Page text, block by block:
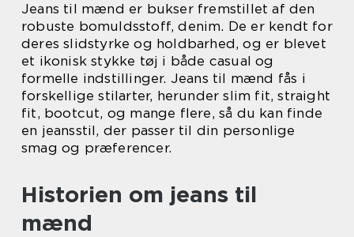
Jeans til mænd er bukser fremstillet af den
robuste bomuldsstoff, denim. De er kendt for
deres slidstyrke og holdbarhed, og er blevet
et ikonisk stykke tøj i både casual og
formelle indstillinger. Jeans til mænd fås i
forskellige stilarter, herunder slim fit, straight
fit, bootcut, og mange flere, så du kan finde
en jeansstil, der passer til din personlige
smag og præferencer.
Historien om jeans til
mænd